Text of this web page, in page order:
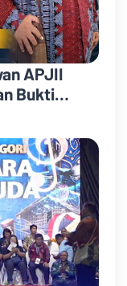
APJII
Bukti